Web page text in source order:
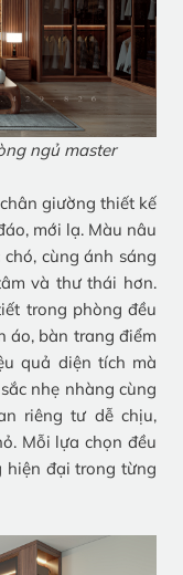
ngủ master
giường thiết kế
mới lạ. Màu nâu
cùng ánh sáng
và thư thái hơn.
trong phòng đều
áo, bàn trang điểm
quả diện tích mà
nhẹ nhàng cùng
riêng tư dễ chịu,
Mỗi lựa chọn đều
hiện đại trong từng